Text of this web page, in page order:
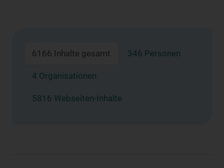
6166 Inhalte gesamt 346 Personen
4 Organisationen
5816 Webseiten-Inhalte